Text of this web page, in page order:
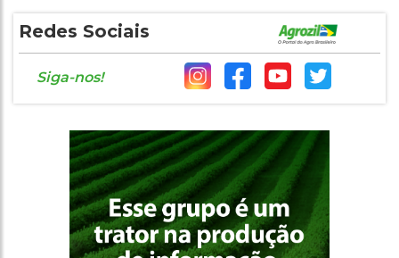
Redes Sociais
Siga-nos!